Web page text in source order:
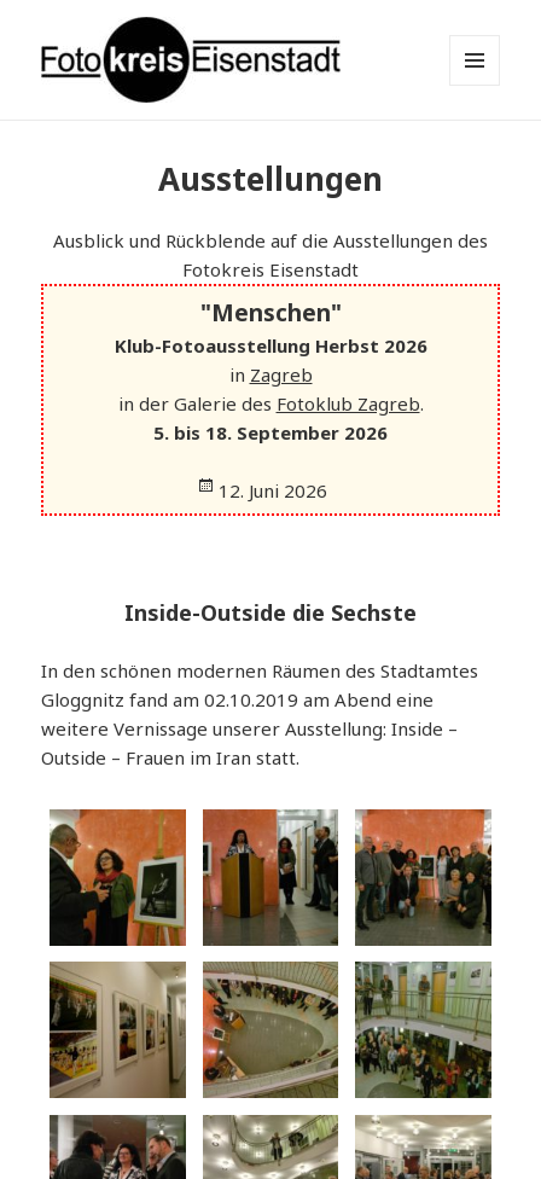
Ausstellungen
Ausblick und Rückblende auf die Ausstellungen des
Fotokreis Eisenstadt
"Menschen"
Klub-Fotoausstellung Herbst 2026
in Zagreb
in der Galerie des Fotoklub Zagreb.
5. bis 18. September 2026
12. Juni 2026
Inside-Outside die Sechste
In den schönen modernen Räumen des Stadtamtes
Gloggnitz fand am 02.10.2019 am Abend eine
weitere Vernissage unserer Ausstellung: Inside –
Outside – Frauen im Iran statt.